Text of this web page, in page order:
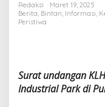
Redaksi
Maret 19, 2025
Berita, Bintan, Informasi,
Peristiwa
Surat undangan
Industrial Park di